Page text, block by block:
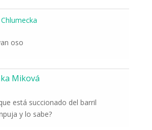
oso
Miková
está succionado del barril
y lo sabe?